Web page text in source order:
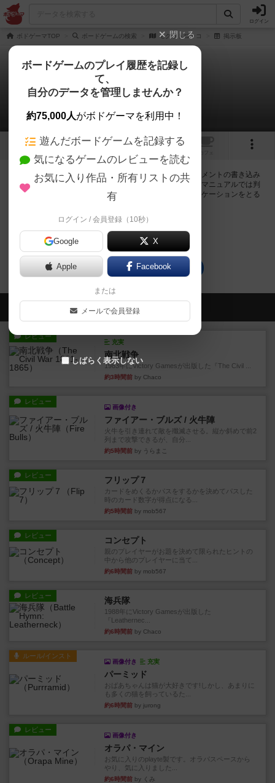
ログイン
ボドゲーマTOP ボードゲームの検索 モグラトロッコ 掲示板
モグラトロッコ
0件の掲示板
1
ログインするとモグラトロッコに関する掲示板の作成やコメントの書き込み
が出来るようになります。ルールの疑問やエラッタ情報、マニュアルでは判
断し辛い曖昧な表記等について会員同士で自由にコミュニケーションをとる
ログイン/無料会員登録
モグラトロッコのトップに戻る
会員の新しい投稿
レビュー
充実
南北戦争
1983年にVictory Gamesが出版した『The Civil ...
約3時間前 by Chaco
レビュー
画像付き
ファイアー・ブルズ / 火牛陣
火牛を引き連れて敵を殲滅させる。縦か斜めで前2
列まで攻撃できるが、自分...
約5時間前 by うらまこ
レビュー フリップ７
カードをめくるかパスをするかを決めてパスした
時のカード数字が得点になる...
約5時間前 by mob567
レビュー コンセプト
親のプレイヤーがお題を決めて限られたヒントの
中から他のプレイヤーに当て...
約6時間前 by mob567
レビュー 海兵隊
1988年にVictory Gamesが出版した
『Leathernec...
約6時間前 by Chaco
ルール/インスト
画像付き 充実
パーミッド
おばあちゃんは猫が大好きです!しかし、あまりに
も多くの猫を飼っているた...
約6時間前 by jurong
レビュー
画像付き
オラパ・マイン
お気に入りのplayte製です。オラパスペースから
やり、気に入りました...
約6時間前 by くみ
閉じる
ボードゲームのプレイ履歴を記録し
て、
自分のデータを管理しませんか？
約75,000人がボドゲーマを利用中！
遊んだボードゲームを記録する
気になるゲームのレビューを読む
お気に入り作品・所有リストの共
有
ログイン / 会員登録（10秒）
Google X
Apple Facebook
または
メールで会員登録
しばらく表示しない